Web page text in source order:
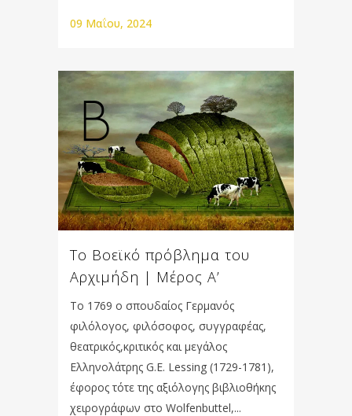
09 Μαΐου, 2024
To Βοεϊκό πρόβλημα του
Αρχιμήδη | Μέρος Α’
Το 1769 ο σπουδαίος Γερμανός
φιλόλογος, φιλόσοφος, συγγραφέας,
θεατρικός,κριτικός και μεγάλος
Ελληνολάτρης G.E. Lessing (1729-1781),
έφορος τότε της αξιόλογης βιβλιοθήκης
χειρογράφων στο Wolfenbuttel,...